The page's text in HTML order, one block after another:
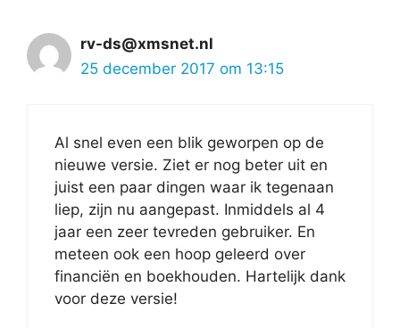
rv-ds@xmsnet.nl
25 december 2017 om 13:15
Al snel even een blik geworpen op de
nieuwe versie. Ziet er nog beter uit en
juist een paar dingen waar ik tegenaan
liep, zijn nu aangepast. Inmiddels al 4
jaar een zeer tevreden gebruiker. En
meteen ook een hoop geleerd over
financiën en boekhouden. Hartelijk dank
voor deze versie!